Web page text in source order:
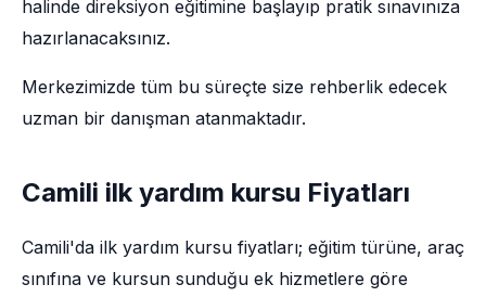
halinde direksiyon eğitimine başlayıp pratik sınavınıza
hazırlanacaksınız.
Merkezimizde tüm bu süreçte size rehberlik edecek
uzman bir danışman atanmaktadır.
Camili ilk yardım kursu Fiyatları
Camili'da ilk yardım kursu fiyatları; eğitim türüne, araç
sınıfına ve kursun sunduğu ek hizmetlere göre